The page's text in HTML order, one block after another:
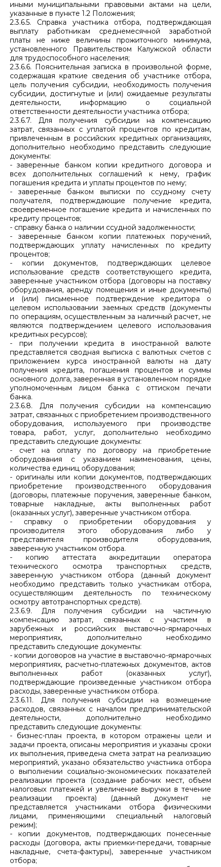
иными муниципальными правовыми актами на цели,
указанные в пункте 1.2 Положения;
2.3.6.5. Справка участника отбора, подтверждающая
выплату работникам среднемесячной заработной
платы не ниже величины прожиточного минимума,
установленного Правительством Калужской области
для трудоспособного населения;
2.3.6.6. Пояснительная записка в произвольной форме,
содержащая краткие сведения об участнике отбора,
цель получения субсидии, необходимость получения
субсидии, достигнутые и (или) ожидаемые результаты
деятельности, информацию о социальной
ответственности деятельности участника отбора;
2.3.6.7. Для получения субсидии на компенсацию
затрат, связанных с уплатой процентов по кредитам,
привлеченным в российских кредитных организациях,
дополнительно необходимо представить следующие
документы:
- заверенные банком копии кредитного договора и
всех дополнительных соглашений к нему, график
погашения кредита и уплаты процентов по нему;
- заверенные банком выписки по ссудному счету
получателя, подтверждающие получение кредита,
своевременное погашение кредита и начисленных по
кредиту процентов;
- справку банка о наличии ссудной задолженности;
- заверенные банком копии платежных поручений,
подтверждающих уплату начисленных по кредиту
процентов;
- копии документов, подтверждающих целевое
использование средств соответствующего кредита,
заверенные участником отбора (договоры на поставку
оборудования, аренду помещения и иные документы)
и (или) письменное подтверждение кредитора о
целевом использовании заемных средств (документы
по операциям, осуществленным за наличный расчет, не
являются подтверждением целевого использования
кредитных ресурсов);
- при получении кредита в иностранной валюте
представляется сводная выписка с валютных счетов с
приложением курса иностранной валюты на дату
получения кредита, погашения процентов и суммы
основного долга, заверенная в установленном порядке
уполномоченным лицом банка с оттиском печати
банка.
2.3.6.8. Для получения субсидии на компенсацию
затрат, связанных с приобретением производственного
оборудования, используемого при производстве
товара, работ, услуг, дополнительно необходимо
представить следующие документы:
- счет на оплату по договору на приобретение
оборудования с указанием наименования, цены,
количества единиц оборудования;
- оригиналы или копии документов, подтверждающих
приобретение производственного оборудования
(договоры, платежные поручения, заверенные банком,
товарные накладные, акты выполненных работ
(оказанных услуг), заверенные участником отбора.
- справку о приобретении оборудования у
производителя этого оборудования либо у
представителя производителя оборудования,
заверенную участником отбора.
- копию аттестата аккредитации оператора
технического осмотра транспортных средств,
заверенную участником отбора (данный документ
необходимо представить только участникам отбора,
осуществляющим деятельность по техническому
осмотру автотранспортных средств).
2.3.6.9. Для получения субсидии на частичную
компенсацию затрат, связанных с участием в
зарубежных и российских выставочно-ярмарочных
мероприятиях, дополнительно необходимо
представить следующие документы:
- копии договоров на участие в выставочно-ярмарочных
мероприятиях, расчетно-платежных документов, актов
выполненных работ (оказанных услуг),
подтверждающие произведенные участником отбора
расходы, заверенные участником отбора.
2.3.6.11. Для получения субсидии на возмещение
расходов, связанных с началом предпринимательской
деятельности, дополнительно необходимо
представить следующие документы:
- бизнес-план проекта, в котором отражены цели и
задачи проекта, описаны мероприятия и указаны сроки
их выполнения, приведена смета затрат на реализацию
мероприятий, указано обязательство участника отбора
о выполнении социально-экономических показателей
реализации проекта (создание рабочих мест, объем
налоговых платежей и увеличение выручки в течение
реализации проекта) (данный документ не
представляется участниками отбора физическими
лицами, применяющими специальный налоговый
режим);
- копии документов, подтверждающих понесенные
расходы (договора, акты приемки-передачи, товарные
накладные, счета-фактуры), заверенные участником
отбора;